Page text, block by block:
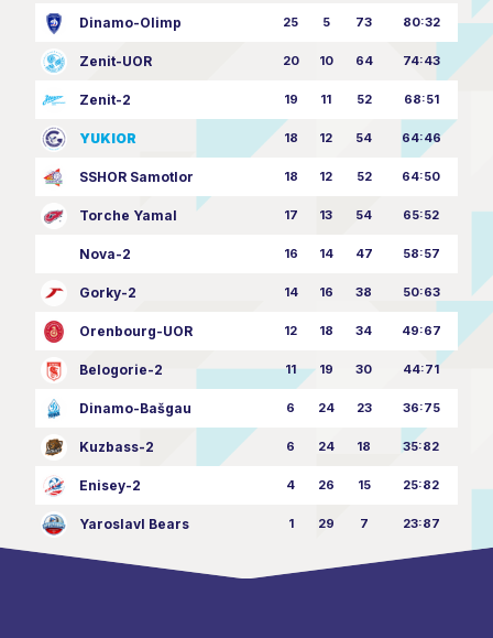
Dinamo-Olimp 25 5 73 80:32
Zenit-UOR 20 10 64 74:43
Zenit-2 19 11 52 68:51
YUKIOR 18 12 54 64:46
SSHOR Samotlor 18 12 52 64:50
Torche Yamal 17 13 54 65:52
Nova-2 16 14 47 58:57
Gorky-2 14 16 38 50:63
Orenbourg-UOR 12 18 34 49:67
Belogorie-2 11 19 30 44:71
Dinamo-Bašgau 6 24 23 36:75
Kuzbass-2 6 24 18 35:82
Enisey-2 4 26 15 25:82
Yaroslavl Bears 1 29 7 23:87